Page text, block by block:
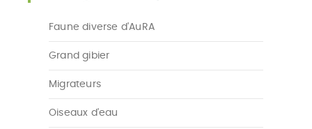
Faune diverse d'AuRA
Grand gibier
Migrateurs
Oiseaux d'eau